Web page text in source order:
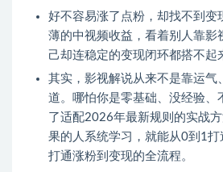
好不容易涨了点粉，却找不到变
薄的中视频收益，看着别人靠影
己却连稳定的变现闭环都搭不起
其实，影视解说从来不是靠运气
道。哪怕你是零基础、没经验、
了适配2026年最新规则的实战
果的人系统学习，就能从0到1
打通涨粉到变现的全流程。